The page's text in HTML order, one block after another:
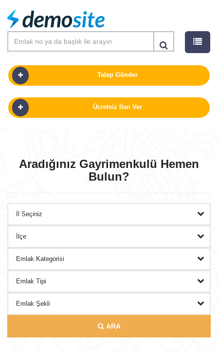
Talep Gönder
Ücretsiz İlan Ver
OFISLER
DANIŞMANLAR
BLOG
İLETISIM
Aradığınız Gayrimenkulü Hemen
Bulun?
ARA